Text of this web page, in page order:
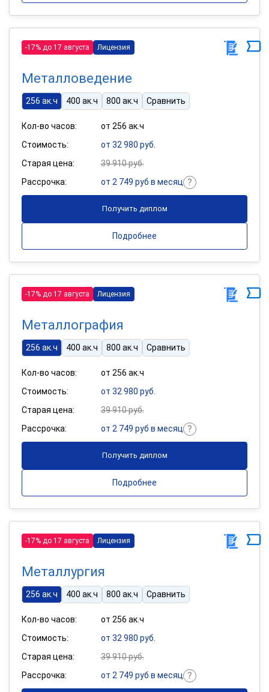
-17% до 17 августа Лицензия
Металловедение
256 ак.ч 400 ак.ч 800 ак.ч Сравнить
Кол-во часов:
от 256 ак.ч
Стоимость:
от 32 980 руб.
Старая цена:
39 910 руб.
Рассрочка:
от 2 749 руб в месяц
Получить диплом
Подробнее
-17% до 17 августа Лицензия
Металлография
256 ак.ч 400 ак.ч 800 ак.ч Сравнить
Кол-во часов:
от 256 ак.ч
Стоимость:
от 32 980 руб.
Старая цена:
39 910 руб.
Рассрочка:
от 2 749 руб в месяц
Получить диплом
Подробнее
-17% до 17 августа Лицензия
Металлургия
256 ак.ч 400 ак.ч 800 ак.ч Сравнить
Кол-во часов:
от 256 ак.ч
Стоимость:
от 32 980 руб.
Старая цена:
39 910 руб.
Рассрочка:
от 2 749 руб в месяц